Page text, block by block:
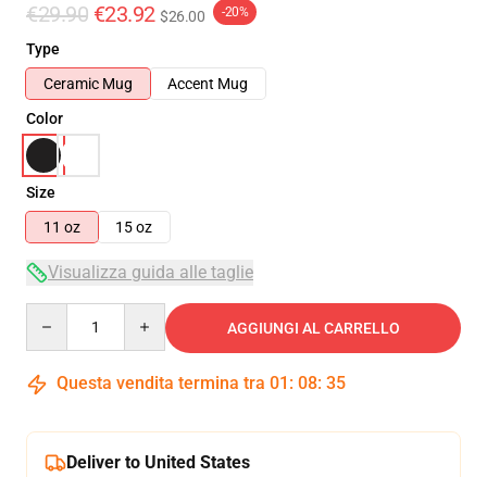
€29.90 €23.92 $26.00 -20%
Type
Ceramic Mug
Accent Mug
Color
Size
11 oz
15 oz
Visualizza guida alle taglie
AGGIUNGI AL CARRELLO
Questa vendita termina tra 01 : 08: 34
Deliver to United States